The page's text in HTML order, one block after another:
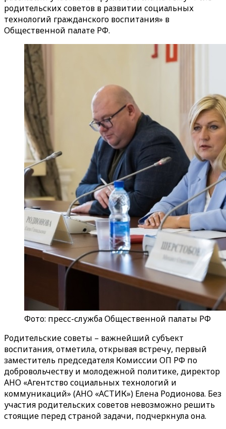
родительских советов в развитии социальных
технологий гражданского воспитания» в
Общественной палате РФ.
Фото: пресс-служба Общественной палаты РФ
Родительские советы – важнейший субъект
воспитания, отметила, открывая встречу, первый
заместитель председателя Комиссии ОП РФ по
добровольчеству и молодежной политике, директор
АНО «Агентство социальных технологий и
коммуникаций» (АНО «АСТИК») Елена Родионова. Без
участия родительских советов невозможно решить
стоящие перед страной задачи, подчеркнула она.